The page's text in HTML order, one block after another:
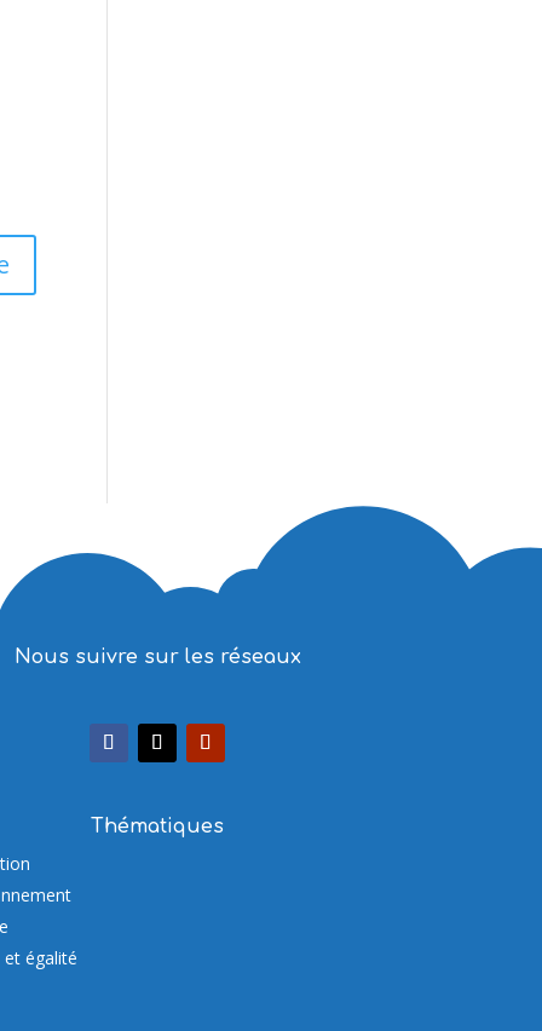
Nous suivre sur les réseaux
Thématiques
et égalité